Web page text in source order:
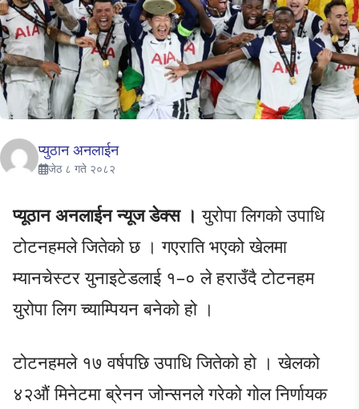
प्युठान अनलाईन
जेठ ८ गते २०८२
प्यूठान अनलाईन न्यूज डेक्स ।युरोपा लिगको उपाधि
टोटनहमले जितेको छ । गएराति भएको खेलमा
म्यानचेस्टर युनाइटेडलाई १–० ले हराउँदै टोटनहम
युरोपा लिग च्याम्पियन बनेको हो ।
टोटनहमले १७ वर्षपछि उपाधि जितेको हो । खेलको
४२औं मिनेटमा ब्रेनन जोन्सनले गरेको गोल निर्णायक